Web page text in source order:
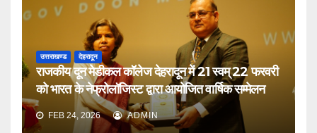
उत्तराखण्ड देहरादून
राजकीय दून मेडीकल कॉलेज देहरादून में 21 स्वम् 22 फरवरी
को भारत के नेफ्रोलॉजिस्ट द्वारा आयोजित वार्षिक सम्मेलन
FEB 24, 2026 ADMIN